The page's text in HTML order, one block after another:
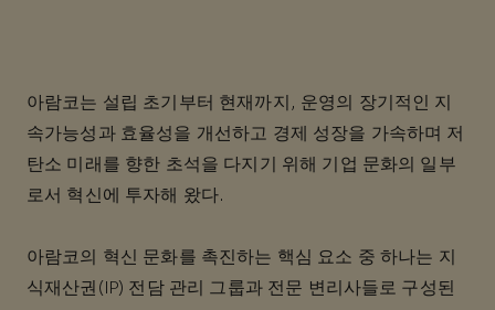
아람코는 설립 초기부터 현재까지, 운영의 장기적인 지
속가능성과 효율성을 개선하고 경제 성장을 가속하며 저
탄소 미래를 향한 초석을 다지기 위해 기업 문화의 일부
로서 혁신에 투자해 왔다.
아람코의 혁신 문화를 촉진하는 핵심 요소 중 하나는 지
식재산권(IP) 전담 관리 그룹과 전문 변리사들로 구성된